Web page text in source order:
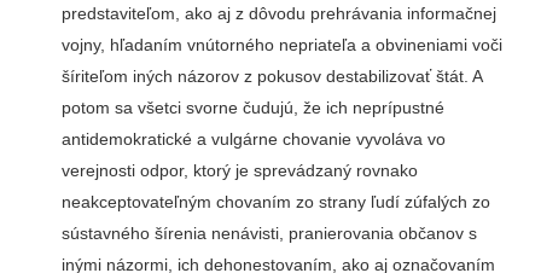
predstaviteľom, ako aj z dôvodu prehrávania informačnej
vojny, hľadaním vnútorného nepriateľa a obvineniami voči
šíriteľom iných názorov z pokusov destabilizovať štát. A
potom sa všetci svorne čudujú, že ich neprípustné
antidemokratické a vulgárne chovanie vyvoláva vo
verejnosti odpor, ktorý je sprevádzaný rovnako
neakceptovateľným chovaním zo strany ľudí zúfalých zo
sústavného šírenia nenávisti, pranierovania občanov s
inými názormi, ich dehonestovaním, ako aj označovaním